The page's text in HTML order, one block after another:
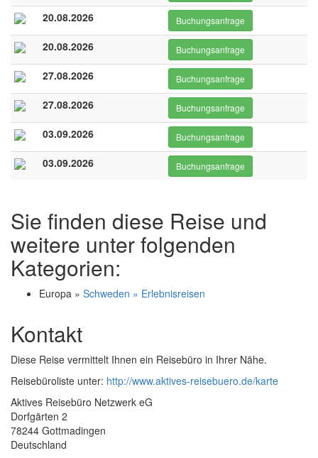
20.08.2026 Buchungsanfrage
20.08.2026 Buchungsanfrage
27.08.2026 Buchungsanfrage
27.08.2026 Buchungsanfrage
03.09.2026 Buchungsanfrage
03.09.2026 Buchungsanfrage
Sie finden diese Reise und
weitere unter folgenden
Kategorien:
Europa » Schweden » Erlebnisreisen
Kontakt
Diese Reise vermittelt Ihnen ein Reisebüro in Ihrer Nähe.
Reisebüroliste unter: http://www.aktives-reisebuero.de/karte
Aktives Reisebüro Netzwerk eG
Dorfgärten 2
78244 Gottmadingen
Deutschland